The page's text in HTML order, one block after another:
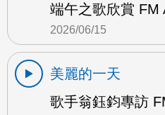
端午之歌欣賞 FM
2026/06/15
美麗的一天
歌手翁鈺鈞專訪